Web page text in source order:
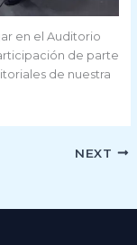
en el Auditorio
de parte
de nuestra
NEXT